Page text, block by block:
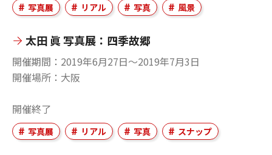
写真展 リアル 写真 風景
太田 眞 写真展：四季故郷
開催期間
2019年6月27日〜2019年7月3日
開催場所
大阪
開催終了
写真展 リアル 写真 スナップ